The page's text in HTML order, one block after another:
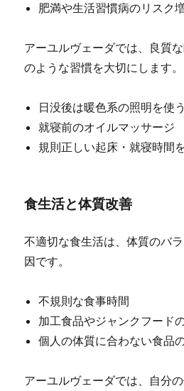
肥満や生活習慣病のリスク
アーユルヴェーダでは、良質
のような習慣を大切にします。
日没後は暖色系の照明を使う
就寝前のオイルマッサージ
規則正しい起床・就寝時間
食生活と体質改善
不適切な食生活は、体質のバ
因です。
不規則な食事時間
加工食品やジャンクフード
個人の体質に合わない食品
アーユルヴェーダでは、自分